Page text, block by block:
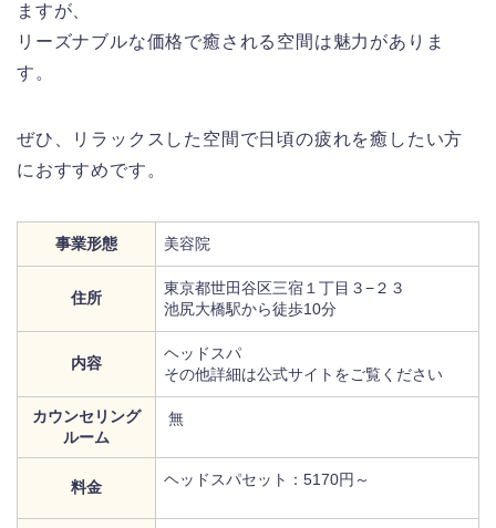
ますが、
リーズナブルな価格で癒される空間は魅力がありま
す。
ぜひ、リラックスした空間で日頃の疲れを癒したい方
におすすめです。
事業形態 美容院
住所
東京都世田谷区三宿１丁目３−２３
池尻大橋駅から徒歩10分
内容
ヘッドスパ
その他詳細は公式サイトをご覧ください
カウンセリング
ルーム
無
料金 ヘッドスパセット：5170円～